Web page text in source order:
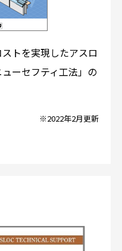
トを実現したアスロ
ーセフティ工法」の
※2022年2月更新